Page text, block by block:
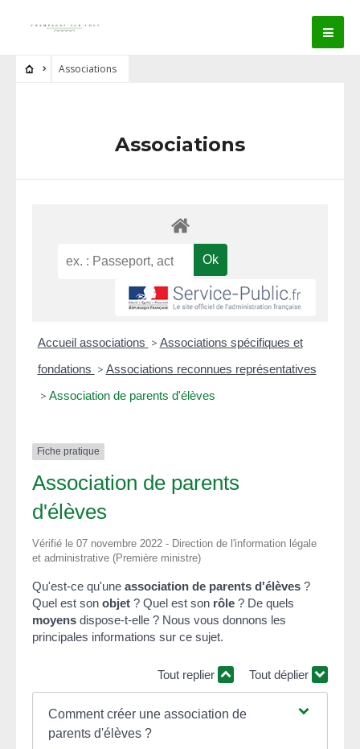
Associations
Associations
Accueil associations > Associations spécifiques et
fondations > Associations reconnues représentatives
> Association de parents d'élèves
Fiche pratique
Association de parents
d'élèves
Vérifié le 07 novembre 2022 - Direction de l'information légale
et administrative (Première ministre)
Qu'est-ce qu'une association de parents d'élèves ?
Quel est son objet ? Quel est son rôle ? De quels
moyens dispose-t-elle ? Nous vous donnons les
principales informations sur ce sujet.
Tout replier Tout déplier
Comment créer une association de
parents d'élèves ?